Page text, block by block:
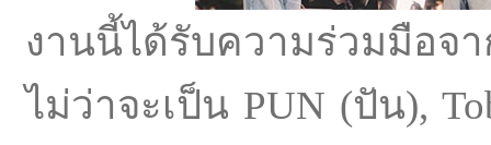
งานนี้ได้รับความร่วมมือจ
ไม่ว่าจะเป็น PUN (ปัน),